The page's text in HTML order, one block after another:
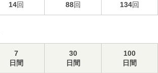
14回 88回 134回
7
日間
30
日間
100
日間